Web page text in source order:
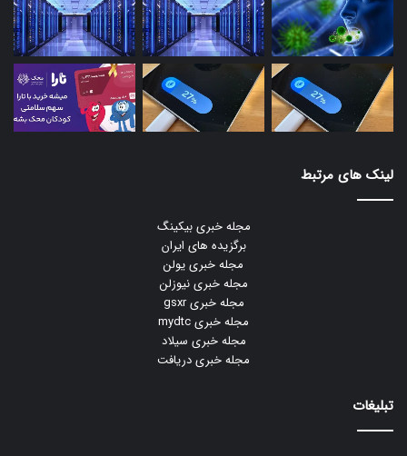
لینک های مرتبط
مجله خبری بیکینگ
برگزیده های ایران
مجله خبری یولن
مجله خبری نیوزلن
مجله خبری gsxr
مجله خبری mydtc
مجله خبری سیلاد
مجله خبری دریافت
تبلیغات